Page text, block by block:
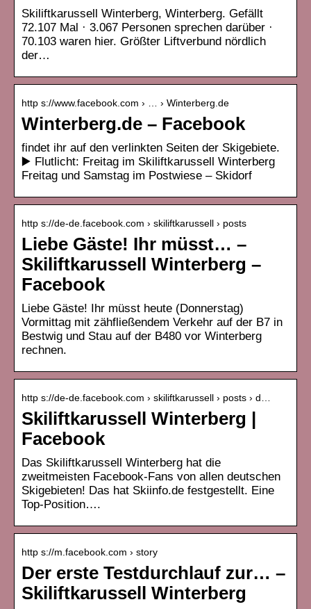
Skiliftkarussell Winterberg, Winterberg. Gefällt
72.107 Mal · 3.067 Personen sprechen darüber ·
70.103 waren hier. Größter Liftverbund nördlich
der…
http s://www.facebook.com › … › Winterberg.de
Winterberg.de – Facebook
findet ihr auf den verlinkten Seiten der Skigebiete.
▶️ Flutlicht: Freitag im Skiliftkarussell Winterberg
Freitag und Samstag im Postwiese – Skidorf
http s://de-de.facebook.com › skiliftkarussell › posts
Liebe Gäste! Ihr müsst… –
Skiliftkarussell Winterberg –
Facebook
Liebe Gäste! Ihr müsst heute (Donnerstag)
Vormittag mit zähfließendem Verkehr auf der B7 in
Bestwig und Stau auf der B480 vor Winterberg
rechnen.
http s://de-de.facebook.com › skiliftkarussell › posts › d…
Skiliftkarussell Winterberg |
Facebook
Das Skiliftkarussell Winterberg hat die
zweitmeisten Facebook-Fans von allen deutschen
Skigebieten! Das hat Skiinfo.de festgestellt. Eine
Top-Position….
http s://m.facebook.com › story
Der erste Testdurchlauf zur… –
Skiliftkarussell Winterberg